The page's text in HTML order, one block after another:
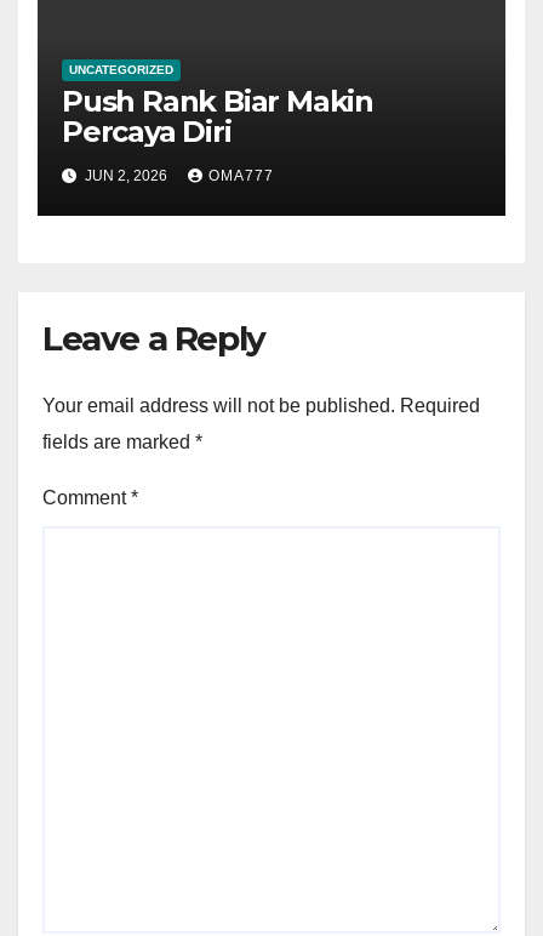
UNCATEGORIZED
Push Rank Biar Makin
Percaya Diri
JUN 2, 2026 OMA777
Leave a Reply
Your email address will not be published. Required
fields are marked *
Comment*